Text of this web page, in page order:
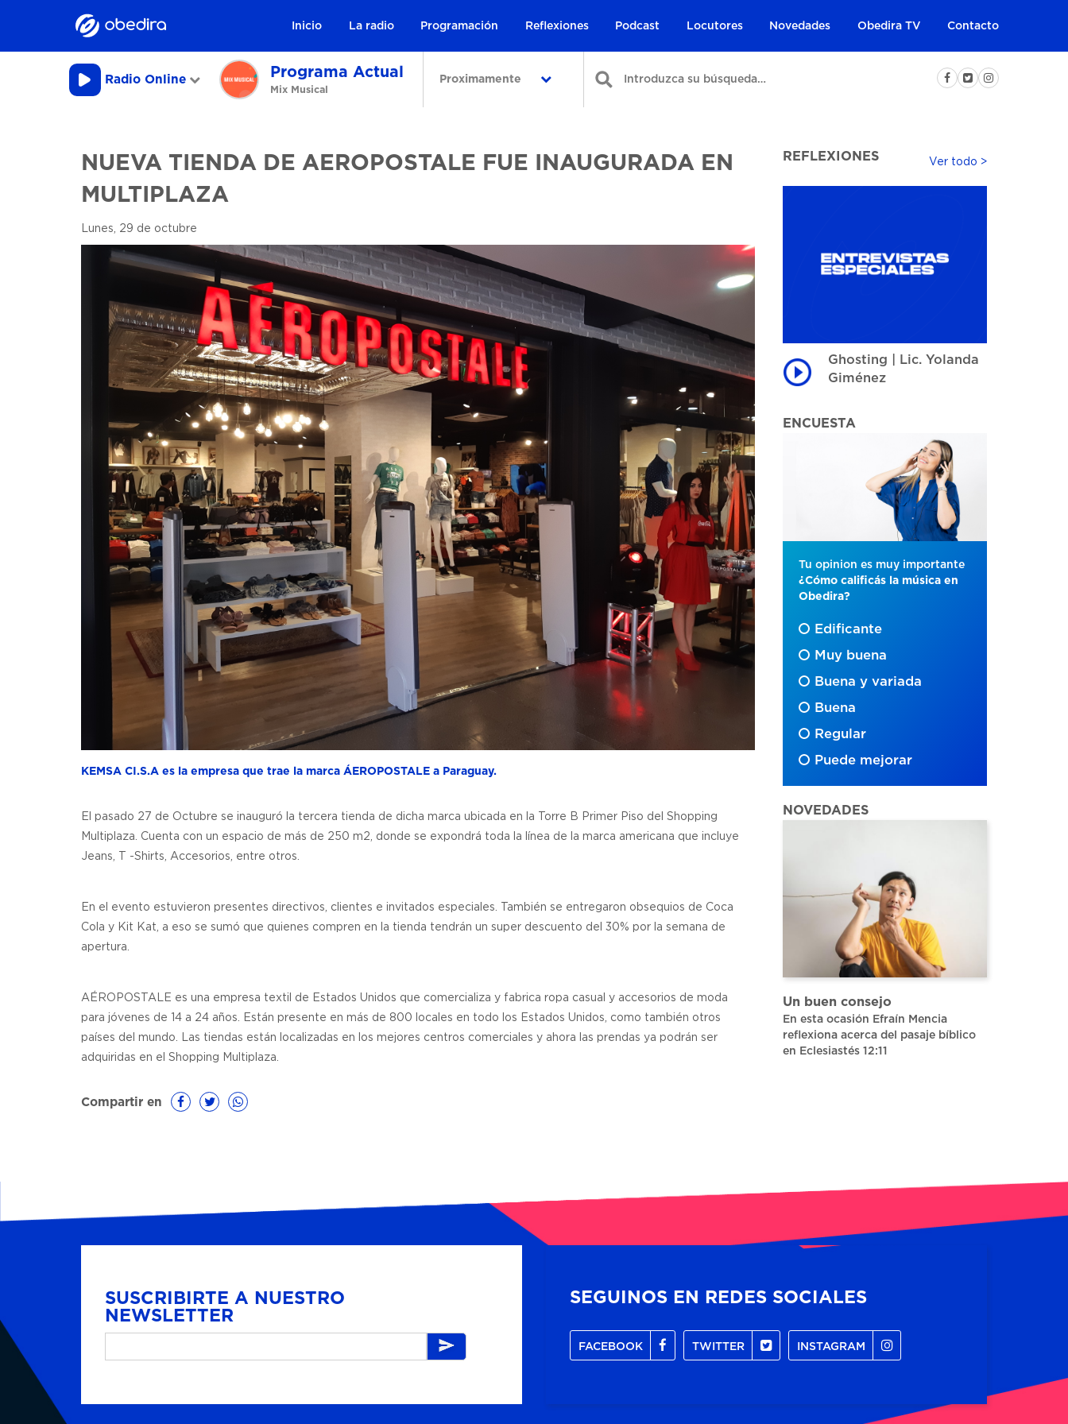
Inicio La radio Programación Reflexiones Podcast Locutores Novedades Obedira TV Contacto
Radio Online Programa Actual
Mix Musical
Proximamente
NUEVA TIENDA DE AEROPOSTALE FUE INAUGURADA EN
MULTIPLAZA
Lunes, 29 de octubre
KEMSA CI.S.A es la empresa que trae la marca ÁEROPOSTALE a Paraguay.
El pasado 27 de Octubre se inauguró la tercera tienda de dicha marca ubicada en la Torre B Primer Piso del Shopping
Multiplaza. Cuenta con un espacio de más de 250 m2, donde se expondrá toda la línea de la marca americana que incluye
Jeans, T -Shirts, Accesorios, entre otros.
En el evento estuvieron presentes directivos, clientes e invitados especiales. También se entregaron obsequios de Coca
Cola y Kit Kat, a eso se sumó que quienes compren en la tienda tendrán un super descuento del 30% por la semana de
apertura.
AÉROPOSTALE es una empresa textil de Estados Unidos que comercializa y fabrica ropa casual y accesorios de moda
para jóvenes de 14 a 24 años. Están presente en más de 800 locales en todo los Estados Unidos, como también otros
países del mundo. Las tiendas están localizadas en los mejores centros comerciales y ahora las prendas ya podrán ser
adquiridas en el Shopping Multiplaza.
Compartir en
REFLEXIONES Ver todo >
Ghosting | Lic. Yolanda
Giménez
ENCUESTA
Tu opinion es muy importante
¿Cómo calificás la música en
Obedira?
Edificante
Muy buena
Buena y variada
Buena
Regular
Puede mejorar
NOVEDADES
Un buen consejo
En esta ocasión Efraín Mencia
reflexiona acerca del pasaje bíblico
en Eclesiastés 12:11
SUSCRIBIRTE A NUESTRO
NEWSLETTER
SEGUINOS EN REDES SOCIALES
FACEBOOK TWITTER INSTAGRAM